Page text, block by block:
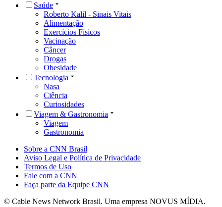
Saúde
Roberto Kalil - Sinais Vitais
Alimentação
Exercícios Físicos
Vacinação
Câncer
Drogas
Obesidade
Tecnologia
Nasa
Ciência
Curiosidades
Viagem & Gastronomia
Viagem
Gastronomia
Sobre a CNN Brasil
Aviso Legal e Política de Privacidade
Termos de Uso
Fale com a CNN
Faça parte da Equipe CNN
© Cable News Network Brasil. Uma empresa NOVUS MÍDIA.